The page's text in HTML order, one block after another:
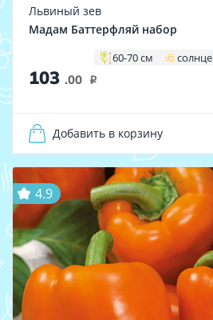
Львиный зев
Мадам Баттерфляй набор
60-70 см солнце
103 .00 i
Добавить в корзину
4.9